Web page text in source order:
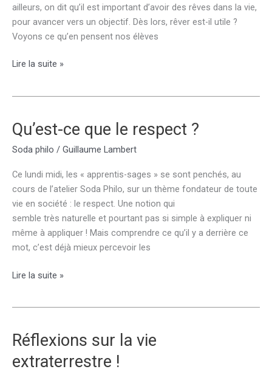
ailleurs, on dit qu’il est important d’avoir des rêves dans la vie,
pour avancer vers un objectif. Dès lors, rêver est-il utile ?
Voyons ce qu’en pensent nos élèves
Rêver,
perte
de
temps
Lire la suite »
Qu’est-ce que le respect ?
Soda philo / Guillaume Lambert
Ce lundi midi, les « apprentis-sages » se sont penchés, au
cours de l’atelier Soda Philo, sur un thème fondateur de toute
vie en société : le respect. Une notion qui
semble très naturelle et pourtant pas si simple à expliquer ni
même à appliquer ! Mais comprendre ce qu’il y a derrière ce
mot, c’est déjà mieux percevoir les
Qu’est-
respect
?
Lire la suite »
Réflexions sur la vie
extraterrestre !